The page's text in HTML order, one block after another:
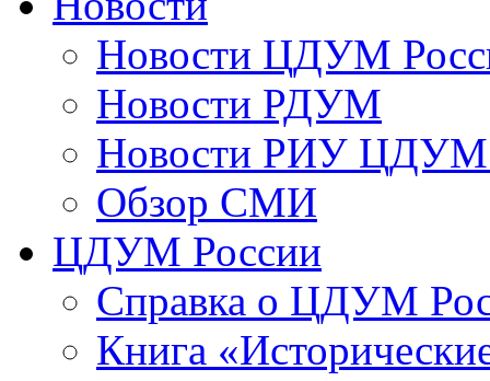
Новости ЦДУМ
Новости РДУМ
Новости РИУ ЦДУМ
Обзор СМИ
ЦДУМ России
Справка о ЦДУМ
Книга